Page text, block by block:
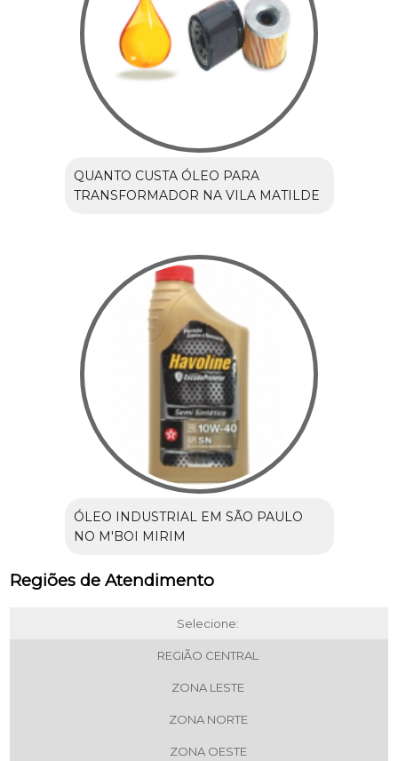
QUANTO CUSTA ÓLEO PARA
TRANSFORMADOR NA VILA MATILDE
ÓLEO INDUSTRIAL EM SÃO PAULO
NO M'BOI MIRIM
Regiões de Atendimento
Selecione:
REGIÃO CENTRAL
ZONA LESTE
ZONA NORTE
ZONA OESTE